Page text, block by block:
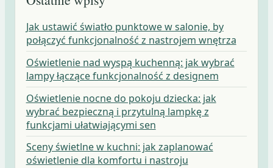
Jak ustawić światło punktowe w salonie, by
połączyć funkcjonalność z nastrojem wnętrza
Oświetlenie nad wyspą kuchenną: jak wybrać
lampy łączące funkcjonalność z designem
Oświetlenie nocne do pokoju dziecka: jak
wybrać bezpieczną i przytulną lampkę z
funkcjami ułatwiającymi sen
Sceny świetlne w kuchni: jak zaplanować
oświetlenie dla komfortu i nastroju